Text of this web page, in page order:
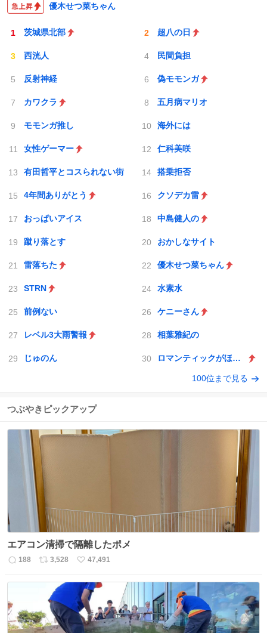
優木せつ菜ちゃん
茨城県北部 超八の日
西洸人 民間負担
反射神経 偽モモンガ
カワクラ 五月病マリオ
モモンガ推し 海外には
女性ゲーマー 仁科美咲
有田哲平とコスられない街 搭乗拒否
4年間ありがとう クソデカ雷
おっぱいアイス 中島健人の
蹴り落とす おかしなサイト
雷落ちた 優木せつ菜ちゃん
STRN 水素水
前例ない ケニーさん
レベル3大雨警報 相葉雅紀の
じゅのん ロマンティックがほしいなら
100位まで見る
つぶやきピックアップ
エアコン清掃で隔離したポメ
返
188
リ
数
3,528
い
ね
数
47,491